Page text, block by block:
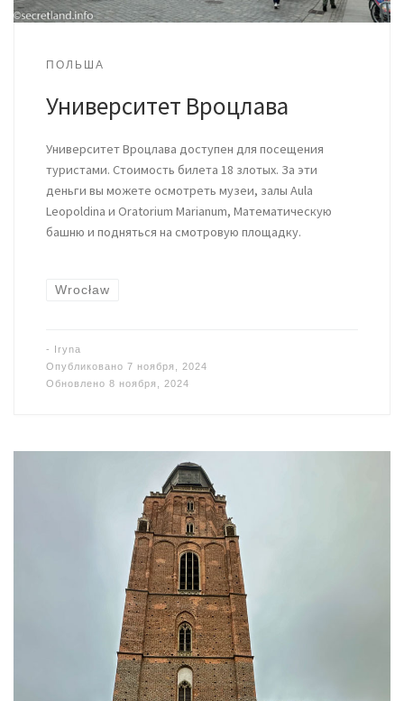
ПОЛЬША
Университет Вроцлава
Университет Вроцлава доступен для посещения
туристами. Стоимость билета 18 злотых. За эти
деньги вы можете осмотреть музеи, залы Aula
Leopoldina и Oratorium Marianum, Математическую
башню и подняться на смотровую площадку.
Wrocław
-
Iryna
Опубликовано 7 ноября, 2024
Обновлено 8 ноября, 2024